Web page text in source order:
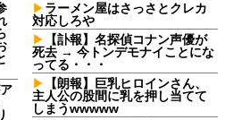
ラーメン屋はさっさとクレカ
対応しろや
【訃報】名探偵コナン声優が
死去 → 今トンデモナイことにな
ってる・・・
【朗報】巨乳ヒロインさん、
主人公の股間に乳を押し当てて
しまうwwwww